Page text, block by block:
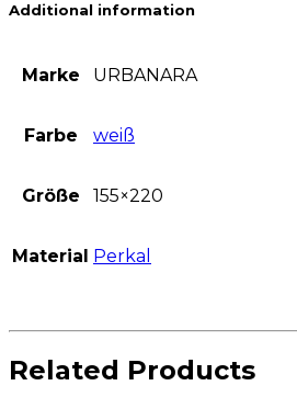
Additional information
Marke URBANARA
Farbe weiß
Größe 155×220
Material Perkal
Related Products